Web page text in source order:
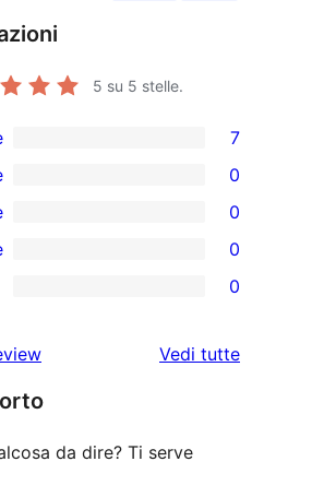
5 su 5 stelle.
7
0
0
0
0
Vedi tuttele
da dire? Ti serve